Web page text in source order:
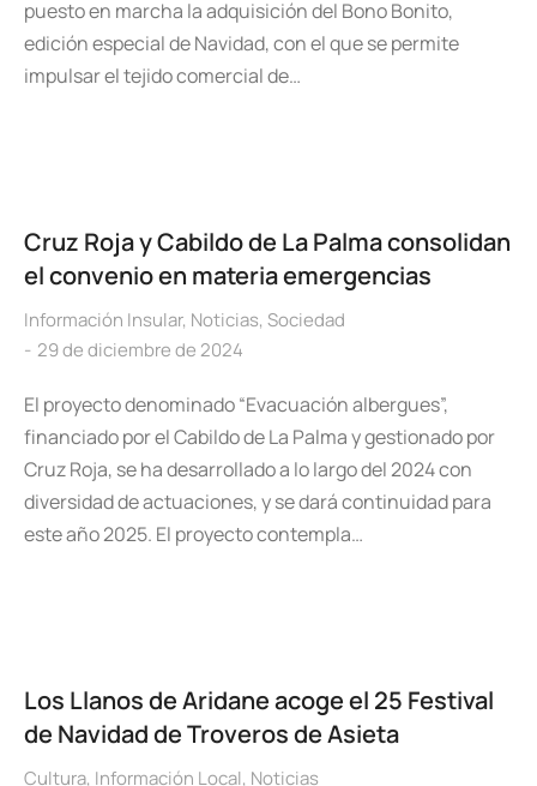
puesto en marcha la adquisición del Bono Bonito,
edición especial de Navidad, con el que se permite
impulsar el tejido comercial de…
Cruz Roja y Cabildo de La Palma consolidan
el convenio en materia emergencias
Información Insular, Noticias, Sociedad
29 de diciembre de 2024
El proyecto denominado “Evacuación albergues”,
financiado por el Cabildo de La Palma y gestionado por
Cruz Roja, se ha desarrollado a lo largo del 2024 con
diversidad de actuaciones, y se dará continuidad para
este año 2025. El proyecto contempla…
Los Llanos de Aridane acoge el 25 Festival
de Navidad de Troveros de Asieta
Cultura, Información Local, Noticias